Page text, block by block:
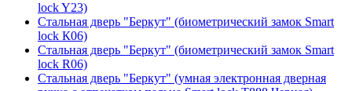
lock Y23)
Стальная дверь "Беркут" (биометрический замок Smart
lock К06)
Стальная дверь "Беркут" (биометрический замок Smart
lock R06)
Стальная дверь "Беркут" (умная электронная дверная